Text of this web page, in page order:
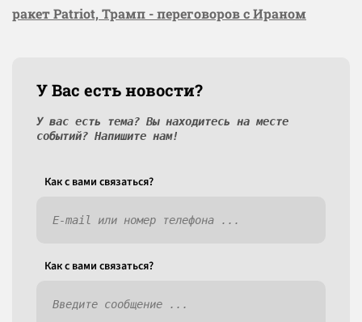
ракет Patriot, Трамп - переговоров с Ираном
У Вас есть новости?
У вас есть тема? Вы находитесь на месте
событий? Напишите нам!
Как c вами связаться?
Как c вами связаться?